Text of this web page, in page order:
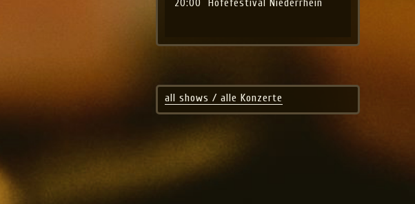
20:00
Höfefestival Niederrhein
all shows / alle Konzerte